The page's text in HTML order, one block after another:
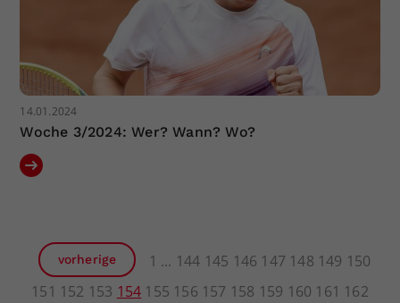
14.01.2024
Woche 3/2024: Wer? Wann? Wo?
vorherige 1 144 145 146 147 148 149 150
151 152 153 154 155 156 157 158 159 160 161 162